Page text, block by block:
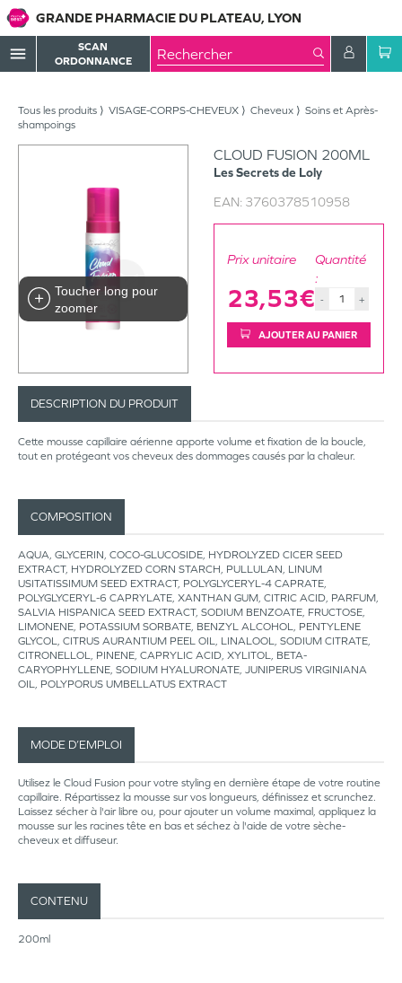
GRANDE PHARMACIE DU PLATEAU, LYON
menu
SCAN
ORDONNANCE
Tous les produits VISAGE-CORPS-CHEVEUX Cheveux
Soins et Après-
shampoings
Toucher long pour
zoomer
CLOUD FUSION 200ML
Les Secrets de Loly
EAN: 3760378510958
Prix unitaire
23,53€
Quantité
:
- +
AJOUTER AU PANIER
DESCRIPTION DU PRODUIT
Cette mousse capillaire aérienne apporte volume et fixation de la boucle,
tout en protégeant vos cheveux des dommages causés par la chaleur.
COMPOSITION
AQUA, GLYCERIN, COCO-GLUCOSIDE, HYDROLYZED CICER SEED
EXTRACT, HYDROLYZED CORN STARCH, PULLULAN, LINUM
USITATISSIMUM SEED EXTRACT, POLYGLYCERYL-4 CAPRATE,
POLYGLYCERYL-6 CAPRYLATE, XANTHAN GUM, CITRIC ACID, PARFUM,
SALVIA HISPANICA SEED EXTRACT, SODIUM BENZOATE, FRUCTOSE,
LIMONENE, POTASSIUM SORBATE, BENZYL ALCOHOL, PENTYLENE
GLYCOL, CITRUS AURANTIUM PEEL OIL, LINALOOL, SODIUM CITRATE,
CITRONELLOL, PINENE, CAPRYLIC ACID, XYLITOL, BETA-
CARYOPHYLLENE, SODIUM HYALURONATE, JUNIPERUS VIRGINIANA
OIL, POLYPORUS UMBELLATUS EXTRACT
MODE D’EMPLOI
Utilisez le Cloud Fusion pour votre styling en dernière étape de votre routine
capillaire. Répartissez la mousse sur vos longueurs, définissez et scrunchez.
Laissez sécher à l'air libre ou, pour ajouter un volume maximal, appliquez la
mousse sur les racines tête en bas et séchez à l'aide de votre sèche-
cheveux et diffuseur.
CONTENU
200ml